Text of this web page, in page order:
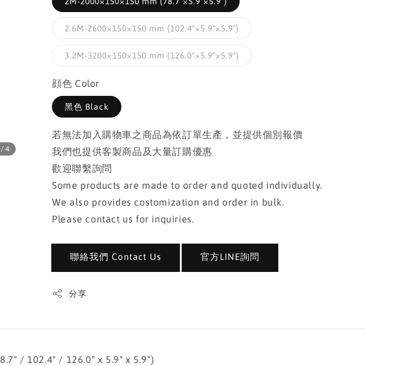
/4
2.6M-2600×150×150 mm (102.4"×5.9"×5.9")
3.2M-3200×150×150 mm (126.0"×5.9"×5.9")
顔色 Color
黑色 Black
若無法加入購物車之商品為依訂單生產，並提供個別報價
我們也提供客製商品及大量訂購優惠
歡迎聯繫詢問
Some products are made to order and quoted individually.
We also provides costomization and order in bulk.
Please contact us for inquiries.
聯絡我們 Contact Us 官方LINE詢問
分享
/ 102.4" / 126.0" x 5.9" x 5.9")